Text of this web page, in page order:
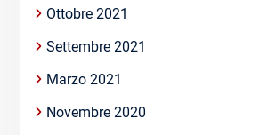
Ottobre 2021
Settembre 2021
Marzo 2021
Novembre 2020